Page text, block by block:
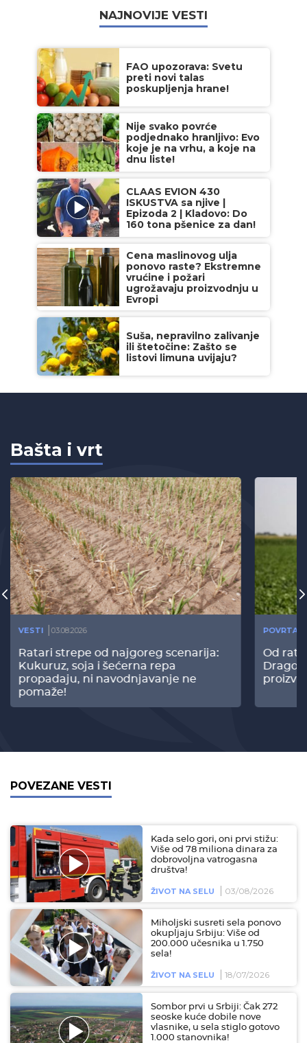
NAJNOVIJE VESTI
FAO upozorava: Svetu
preti novi talas
poskupljenja hrane!
Nije svako povrće
podjednako hranljivo: Evo
koje je na vrhu, a koje na
dnu liste!
CLAAS EVION 430
ISKUSTVA sa njive |
Epizoda 2 | Kladovo: Do
160 tona pšenice za dan!
Cena maslinovog ulja
ponovo raste? Ekstremne
vrućine i požari
ugrožavaju proizvodnju u
Evropi
Suša, nepravilno zalivanje
ili štetočine: Zašto se
listovi limuna uvijaju?
Bašta i vrt
VESTI 03.08.2026
Ratari strepe od najgoreg scenarija:
Kukuruz, soja i šećerna repa
propadaju, ni navodnjavanje ne
pomaže!
Od
POVEZANE VESTI
Kada selo gori, oni prvi stižu:
Više od 78 miliona dinara za
dobrovoljna vatrogasna
društva!
ŽIVOT NA SELU 03/08/2026
Miholjski susreti sela ponovo
okupljaju Srbiju: Više od
200.000 učesnika u 1.750
sela!
ŽIVOT NA SELU 18/07/2026
Sombor prvi u Srbiji: Čak 272
seoske kuće dobile nove
vlasnike, u sela stiglo gotovo
1.000 stanovnika!